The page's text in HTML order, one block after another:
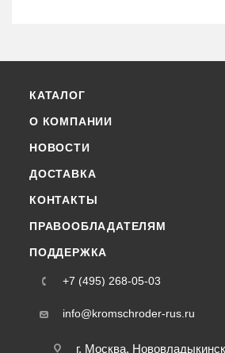
КАТАЛОГ
О КОМПАНИИ
НОВОСТИ
ДОСТАВКА
КОНТАКТЫ
ПРАВООБЛАДАТЕЛЯМ
ПОДДЕРЖКА
+7 (495) 268-05-03
info@kromschroder-rus.ru
г. Москва,